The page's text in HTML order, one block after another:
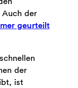
der
geurteilt
der
ist